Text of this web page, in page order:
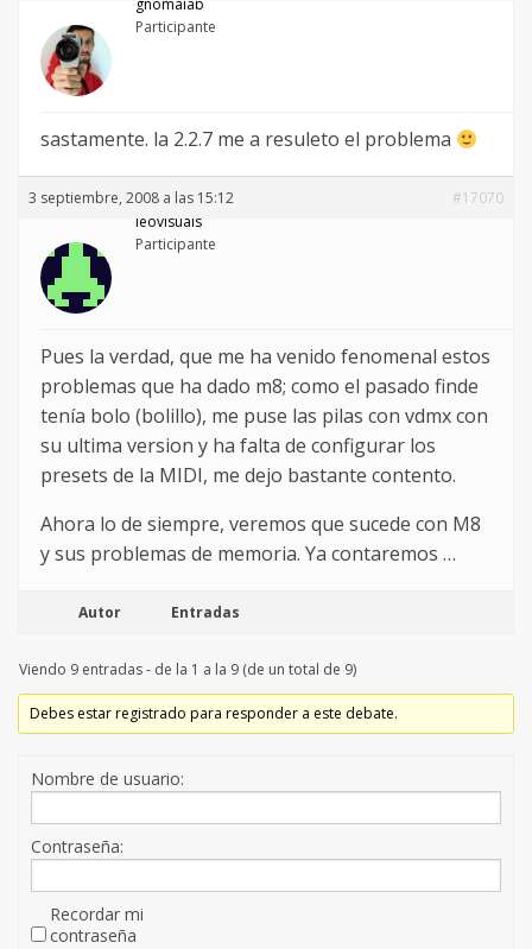
gnomalab
Participante
sastamente. la 2.2.7 me a resuleto el problema
3 septiembre, 2008 a las 15:12
#17070
leovisuals
Participante
Pues la verdad, que me ha venido fenomenal estos
problemas que ha dado m8; como el pasado finde
tenía bolo (bolillo), me puse las pilas con vdmx con
su ultima version y ha falta de configurar los
presets de la MIDI, me dejo bastante contento.
Ahora lo de siempre, veremos que sucede con M8
y sus problemas de memoria. Ya contaremos …
Autor Entradas
Viendo 9 entradas - de la 1 a la 9 (de un total de 9)
Debes estar registrado para responder a este debate.
Nombre de usuario:
Contraseña:
Recordar mi
contraseña